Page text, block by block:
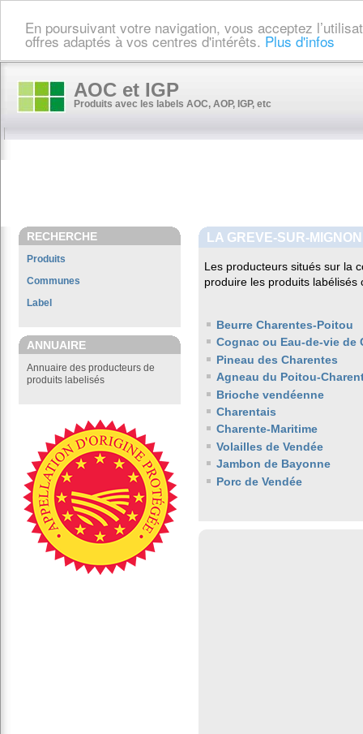
En poursuivant votre navigation, vous acceptez
offres adaptés à vos centres d'intérêts. Plus d'infos
AOC et IGP
Produits avec les labels AOC, AOP, IGP, etc
RECHERCHE
Produits
Communes
Label
ANNUAIRE
Annuaire des producteurs de
produits labelisés
LA GREVE-SUR-MIGNON
Les producteurs situés sur la
produire les produits labélisés
Beurre Charentes-Poitou
Cognac ou Eau-de-vie de
Pineau des Charentes
Agneau du Poitou-
Brioche vendéenne
Charentais
Charente-Maritime
Volailles de Vendée
Jambon de Bayonne
Porc de Vendée